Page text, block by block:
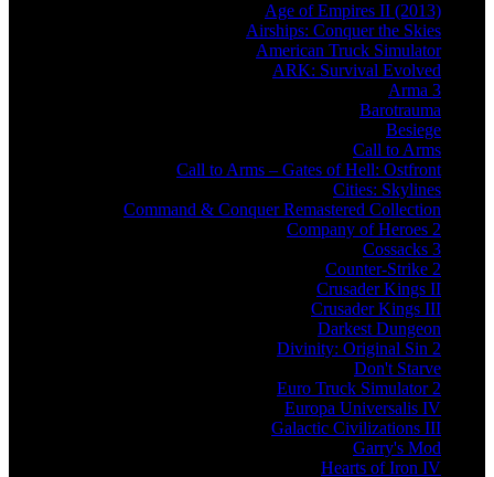
Age of Empires II (2013)
Airships: Conquer the Skies
American Truck Simulator
ARK: Survival Evolved
Arma 3
Barotrauma
Besiege
Call to Arms
Call to Arms – Gates of Hell: Ostfront
Cities: Skylines
Command & Conquer Remastered Collection
Company of Heroes 2
Cossacks 3
Counter-Strike 2
Crusader Kings II
Crusader Kings III
Darkest Dungeon
Divinity: Original Sin 2
Don't Starve
Euro Truck Simulator 2
Europa Universalis IV
Galactic Civilizations III
Garry's Mod
Hearts of Iron IV